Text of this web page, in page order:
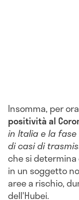
Insomma, per
positività al
in Italia e la
di casi di
che si determina
in un soggetto
aree a rischio,
dell'Hubei.